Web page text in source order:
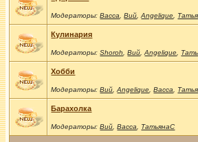
Модераторы:Васса ,Вий ,Angelique
Кулинария
Модераторы:Shoroh ,Вий ,Angelique
Хобби
Модераторы:Вий ,Angelique ,Васса
Барахолка
Модераторы:Вий ,Васса ТатьянаС